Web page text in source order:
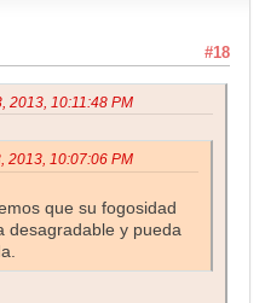
#18
2013, 10:11:48 PM
2013, 10:07:06 PM
que su fogosidad
desagradable y pueda